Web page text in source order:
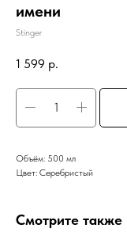
имени
Stinger
1 599 р.
Объём: 500 мл
Цвет: Серебристый
Смотрите также